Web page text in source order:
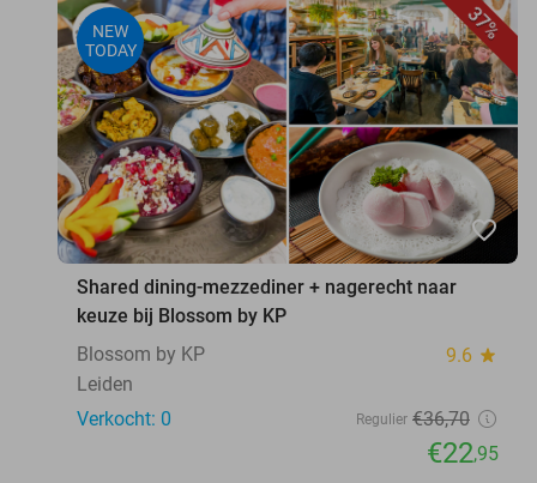
37%
NEW
TODAY
favorite_border
Shared dining-mezzediner + nagerecht naar
keuze bij Blossom by KP
Blossom by KP
9.6 star
Leiden
Verkocht: 0
Regulier €36,70
€22,95